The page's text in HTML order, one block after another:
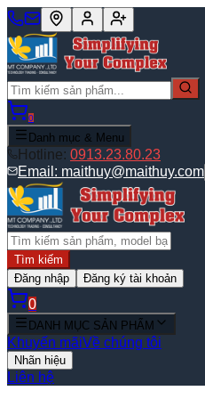
0
Danh mục & Menu
Hotline: 0913.23.80.23
Email: maithuy@maithuy.com
Tìm kiếm
Đăng nhập
Đăng ký tài khoản
0
DANH MỤC SẢN PHẨM
Khuyến mãiVề chúng tôi
Nhãn hiệu
Liên hệ